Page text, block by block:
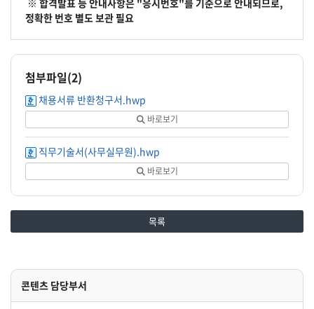
정확한 번호 별도 보관 필요
첨부파일(2)
채용서류 반환청구서.hwp
바로보기
직무기술서(사무실무원).hwp
바로보기
목록
콘텐츠 담당부서